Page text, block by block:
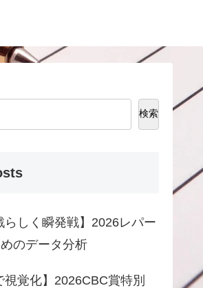
検索
らしく瞬発戦】2026レパー
のデータ分析
視覚化】2026CBC賞特別